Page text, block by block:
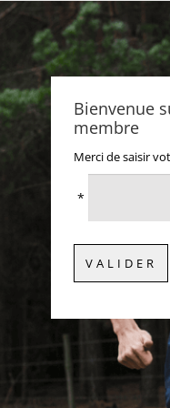
Bienvenue
membre
Merci de saisir
*